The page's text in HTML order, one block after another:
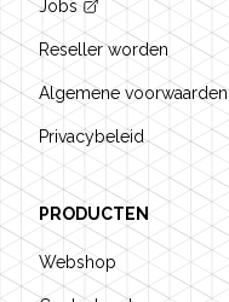
Jobs
Reseller worden
Algemene voorwaarden
Privacybeleid
PRODUCTEN
Webshop